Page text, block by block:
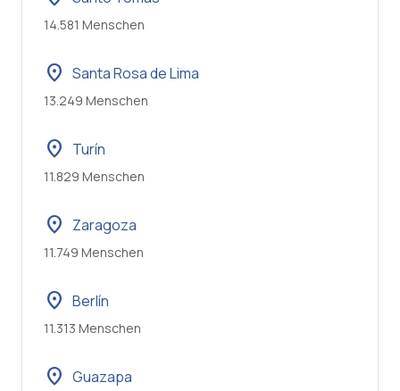
14.581 Menschen
location_on Santa Rosa de Lima
13.249 Menschen
location_on Turín
11.829 Menschen
location_on Zaragoza
11.749 Menschen
location_on Berlín
11.313 Menschen
location_on Guazapa